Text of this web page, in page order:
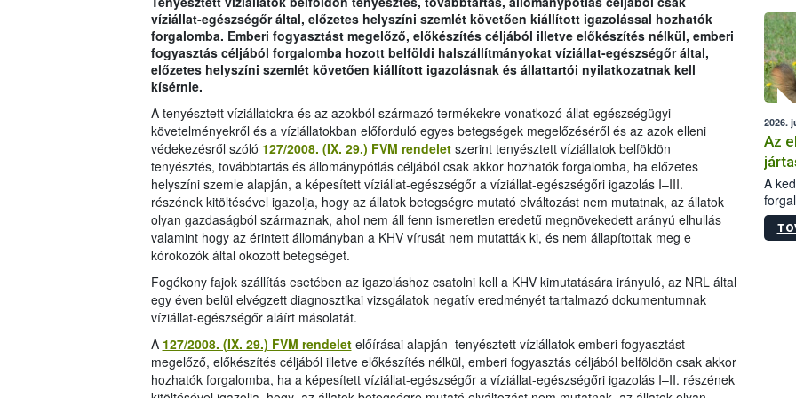
víziállat-egészségőr által, előzetes helyszíni szemlét követően kiállított igazolással hozhatók
forgalomba. Emberi fogyasztást megelőző, előkészítés céljából illetve előkészítés nélkül, emberi
fogyasztás céljából forgalomba hozott belföldi halszállítmányokat víziállat-egészségőr által,
előzetes helyszíni szemlét követően kiállított igazolásnak és állattartói nyilatkozatnak kell
kísérnie.
A tenyésztett víziállatokra és az azokból származó termékekre vonatkozó állat-egészségügyi
követelményekről és a víziállatokban előforduló egyes betegségek megelőzéséről és az azok elleni
védekezésről szóló 127/2008. (IX. 29.) FVM rendelet szerint tenyésztett víziállatok belföldön
tenyésztés, továbbtartás és állománypótlás céljából csak akkor hozhatók forgalomba, ha előzetes
helyszíni szemle alapján, a képesített víziállat-egészségőr a víziállat-egészségőri igazolás I–III.
részének kitöltésével igazolja, hogy az állatok betegségre mutató elváltozást nem mutatnak, az állatok
olyan gazdaságból származnak, ahol nem áll fenn ismeretlen eredetű megnövekedett arányú elhullás
valamint hogy az érintett állományban a KHV vírusát nem mutatták ki, és nem állapítottak meg e
kórokozók által okozott betegséget.
Fogékony fajok szállítás esetében az igazoláshoz csatolni kell a KHV kimutatására irányuló, az NRL által
egy éven belül elvégzett diagnosztikai vizsgálatok negatív eredményét tartalmazó dokumentumnak
víziállat-egészségőr aláírt másolatát.
A 127/2008. (IX. 29.) FVM rendeletelőírásai alapján tenyésztett víziállatok emberi fogyasztást
megelőző, előkészítés céljából illetve előkészítés nélkül, emberi fogyasztás céljából belföldön csak akkor
hozhatók forgalomba, ha a képesített víziállat-egészségőr a víziállat-egészségőri igazolás I–II. részének
2026.
Az
A